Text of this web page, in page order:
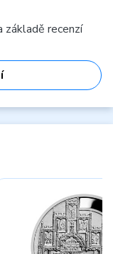
základě recenzí